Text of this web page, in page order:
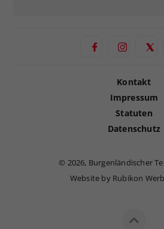
Kontakt
Impressum
Statuten
Datenschutz
© 2026, Burgenländischer
Website by Rubikon